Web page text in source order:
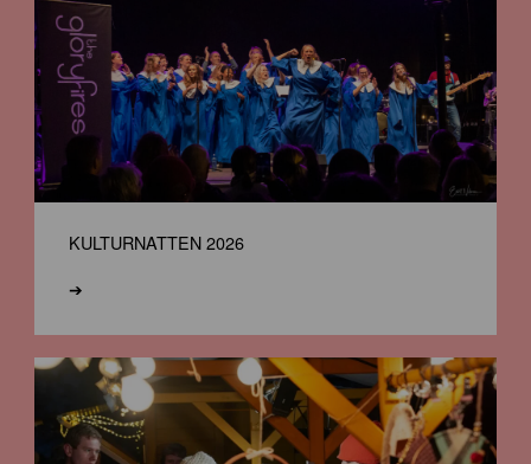
KULTURNATTEN 2026
➔